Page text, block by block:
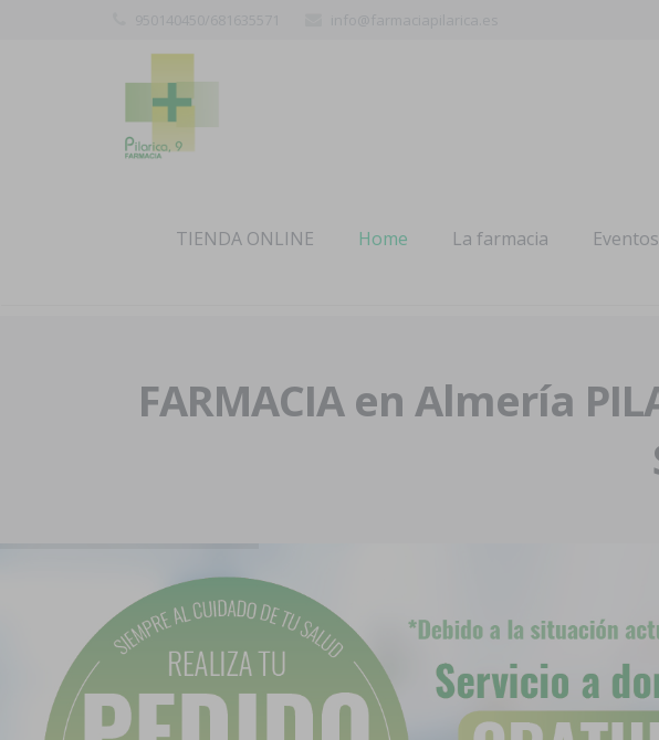
TIENDA ONLINE Home La farmacia Eventos
FARMACIA en Almería